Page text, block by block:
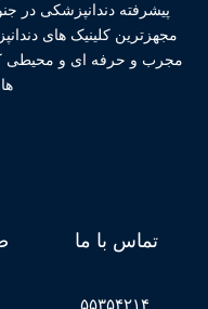
پیشرفته دندانپزشکی در
مجهزترین کلینیک های
مجرب و حرفه ای و محیطی
تماس با ما
۵۵۳۵۴۲۱۴